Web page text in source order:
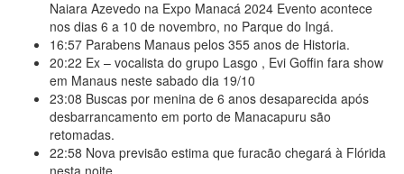
Naiara Azevedo na Expo Manacá 2024 Evento acontece
nos dias 6 a 10 de novembro, no Parque do Ingá.
16:57 Parabens Manaus pelos 355 anos de Historia.
20:22 Ex – vocalista do grupo Lasgo , Evi Goffin fara show
em Manaus neste sabado dia 19/10
23:08 Buscas por menina de 6 anos desaparecida após
desbarrancamento em porto de Manacapuru são
retomadas.
22:58 Nova previsão estima que furacão chegará à Flórida
nesta noite